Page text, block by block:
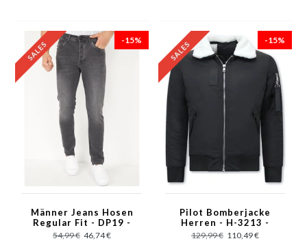
-15%
Männer Jeans Hosen
Regular Fit - DP19 -
Grau
54,99 € 46,74 €
-15%
Pilot Bomberjacke
Herren - H-3213 -
Schwarz
129,99 € 110,49 €